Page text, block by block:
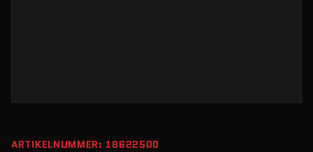
ARTIKELNUMMER: 18622500